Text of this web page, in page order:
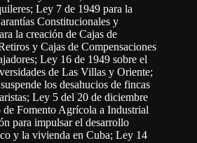
Ley 7 de 1949 para la
Constitucionales y
la creación de Cajas de
y Cajas de Compensaciones
Ley 16 de 1949 sobre el
de Las Villas y Oriente;
los desahucios de fincas
Ley 5 del 20 de diciembre
Fomento Agrícola a Industrial
para impulsar el desarrollo
y la vivienda en Cuba; Ley 14